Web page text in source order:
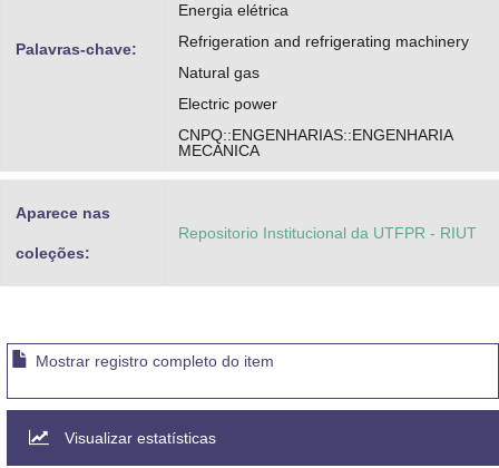
Palavras-chave:
Energia elétrica
Refrigeration and refrigerating machinery
Natural gas
Electric power
CNPQ::ENGENHARIAS::ENGENHARIA
MECANICA
Aparece nas
coleções:
Repositorio Institucional da UTFPR - RIUT
Mostrar registro completo do item
Visualizar estatísticas